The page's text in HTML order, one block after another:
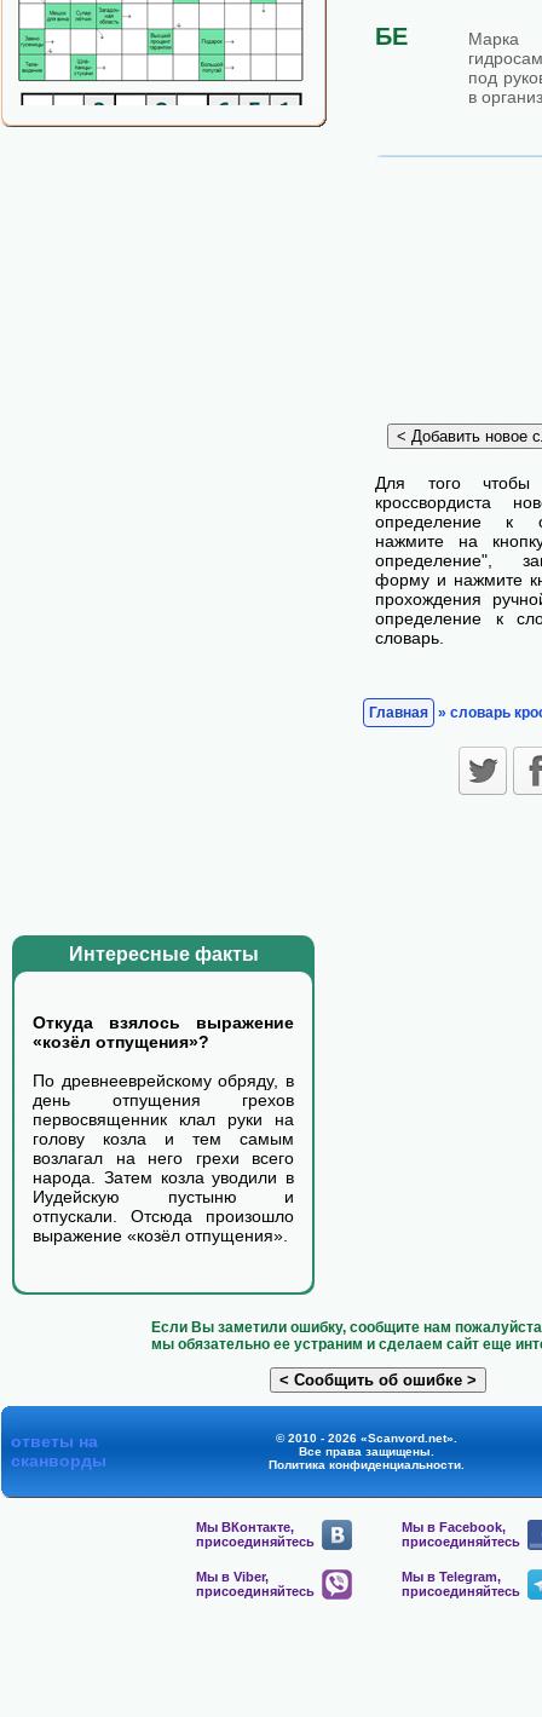
Интересные факты
Откуда взялось выражение
«козёл отпущения»?
По древнееврейскому обряду, в
день отпущения грехов
первосвященник клал руки на
голову козла и тем самым
возлагал на него грехи всего
народа. Затем козла уводили в
Иудейскую пустыню и
отпускали. Отсюда произошло
выражение «козёл отпущения».
БЕ
под
в
Для того чтобы
кроссвордиста
определение к
нажмите на
определение",
форму и нажмите
прохождения
определение к
словарь.
Главная » словарь
Если Вы заметили ошибку, сообщите нам
мы обязательно ее устраним и сделаем сайт еще
ответы на
сканворды
© 2010 - 2026 «Scanvord.net».
Все права защищены.
Политика конфиденциальности.
Мы ВКонтакте,
присоединяйтесь
Мы в Facebook,
присоединяйтесь
Мы в Viber,
присоединяйтесь
Мы в Telegram,
присоединяйтесь